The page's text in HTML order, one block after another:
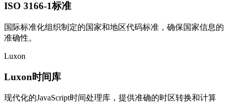
ISO 3166-1标准
国际标准化组织制定的国家和地区代码标准，确保国家信息的
准确性。
Luxon
Luxon时间库
现代化的JavaScript时间处理库，提供准确的时区转换和计算